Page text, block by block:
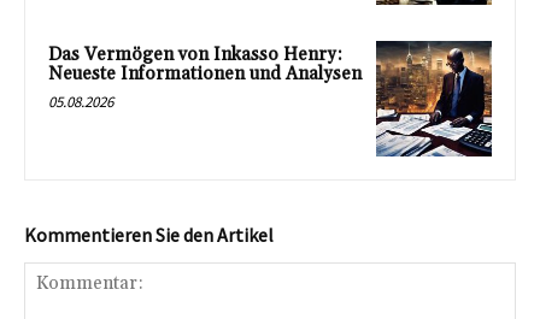
Das Vermögen von Inkasso Henry:
Neueste Informationen und Analysen
05.08.2026
Kommentieren Sie den Artikel